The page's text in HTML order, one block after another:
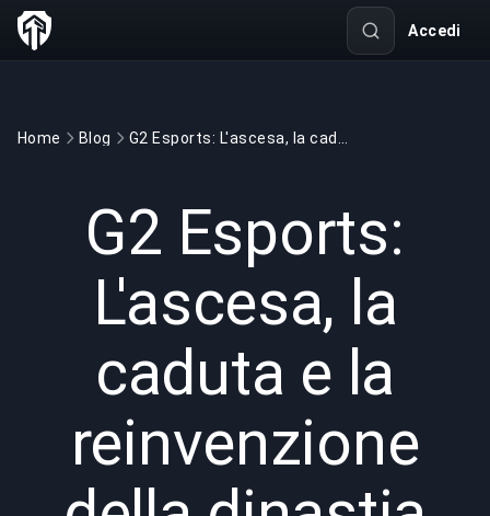
Accedi
Home Blog
G2 Esports:
L'ascesa, la
caduta e la
reinvenzione